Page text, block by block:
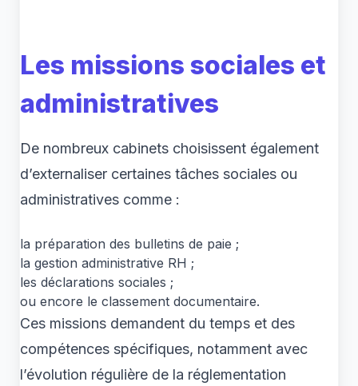
Les missions sociales et
administratives
De nombreux cabinets choisissent également
d’externaliser certaines tâches sociales ou
administratives comme :
la préparation des bulletins de paie ;
la gestion administrative RH ;
les déclarations sociales ;
ou encore le classement documentaire.
Ces missions demandent du temps et des
compétences spécifiques, notamment avec
l’évolution régulière de la réglementation